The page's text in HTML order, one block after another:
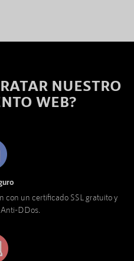
NUESTRO
WEB?
con un certificado SSL gratuito y
DDos.